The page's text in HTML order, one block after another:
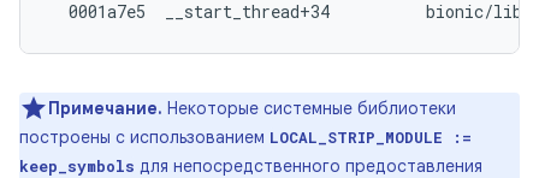
Примечание. Некоторые системные библиотеки
построены с использованием LOCAL_STRIP_MODULE :=
keep_symbols для непосредственного предоставления